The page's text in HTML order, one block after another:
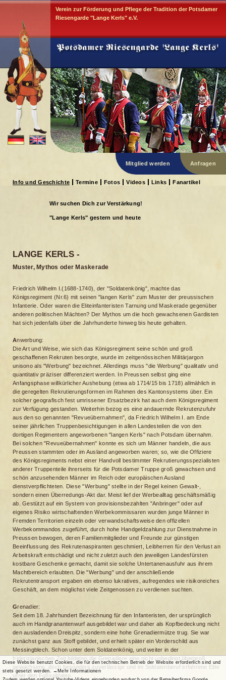
Verein zur Förderung und Pflege der Tradition der Potsdamer
Riesengarde "Lange Kerls" e.V.
Mitglied werden Anfragen
Info und Geschichte Termine Fotos Videos Links Fanartikel
Wir suchen Dich zur Verstärkung!
"Lange Kerls" gestern und heute
LANGE KERLS -
Muster, Mythos oder Maskerade
Friedrich Wilhelm I.(1688-1740), der "Soldatenkönig", machte das
Königsregiment (Nr.6) mit seinen "langen Kerls" zum Muster der preussischen
Infanterie. Oder waren die Eliteinfanteristen Tarnung und Maskerade gegenüber
anderen politischen Mächten? Der Mythos um die hoch gewachsenen Gardisten
hat sich jedenfalls über die Jahrhunderte hinweg bis heute gehalten.
Anwerbung:
Die Art und Weise, wie sich das Königsregiment seine schön und groß
geschaffenen Rekruten besorgte, wurde im zeitgenössischen Militärjargon
unisono als "Werbung" bezeichnet. Allerdings muss "die Werbung" qualitativ und
quantitativ präziser differenziert werden. In Preussen selbst ging eine
Anfangsphase willkürlicher Aushebung (etwa ab 1714/15 bis 1718) allmählich in
die geregelten Rekrutierungsformen im Rahmen des Kantonsystems über. Ein
solcher geografisch fest umrissener Ersatzbezirk hat auch dem Königsregiment
zur Verfügung gestanden. Weiterhin bezog es eine andauernde Rekrutenzufuhr
aus den so genannten "Revueübernahmen", da Friedrich Wilhelm I. am Ende
seiner jährlichen Truppenbesichtigungen in allen Landesteilen die von den
dortigen Regimentern angeworbenen "langen Kerls" nach Potsdam übernahm.
Bei solchen "Revueübernahmen" konnte es sich um Männer handeln, die aus
Preussen stammten oder im Ausland angeworben waren; so, wie die Offiziere
des Königsregiments nebst einer Handvoll bestimmter Rekrutierungsspezialisten
anderer Truppenteile ihrerseits für die Potsdamer Truppe groß gewachsen und
schön anzusehenden Männer im Reich oder europäischen Ausland
dienstverpflichteten. Diese "Werbung" stellte in der Regel keinen Gewalt-,
sondern einen Überredungs-Akt dar. Meist lief der Werbealltag geschäftsmäßig
ab. Gestützt auf ein System von provisionsbezahlten "Anbringer" oder auf
eigenes Risiko wirtschaftenden Werbekommissaren wurden junge Männer in
Fremden Territorien einzeln oder verwandschaftsweise den offizellen
Werbekommandos zugeführt, durch hohe Handgeldzahlung zur Dienstnahme in
Preussen bewogen, deren Familienmitglieder und Freunde zur günstigen
Beeinflussung des Rekrutenaspiranten geschmiert, Leibherren für den Verlust an
Arbeitskraft entschädigt und nicht zuletzt auch den jeweiligen Landesfürsten
kostbare Geschenke gemacht, damit sie solche Untertanenausfuhr aus ihrem
Machtbereich erlaubten. Die "Werbung" und der anschließende
Rekrutentransport ergaben ein ebenso lukratives, aufregendes wie risikoreiches
Geschäft, an dem möglichst viele Zeitgenossen zu verdienen suchten.
Grenadier:
Seit dem 18. Jahrhundert Bezeichnung für den Infanteristen, der ursprünglich
auch im Handgranantenwurf ausgebildet war und daher als Kopfbedeckung nicht
den ausladenden Dreispitz, sondern eine hohe Grenadiermütze trug. Sie war
zunächst ganz aus Stoff gebildet, und erhielt später ein Vorderschild aus
Messingblech. Schon unter dem Soldatenkönig, und weiter in der
friderizianischen Zeit bildeten die Grenadiere eine nicht unbedingt übergroß
gewachsene, doch besonders zuverlässige und im Soldatenberuf erfahrene Elite
unter den Fußsoldaten.
Diese Website benutzt Cookies, die für den technischen Betrieb der Website erforderlich sind und
stets gesetzt werden. →Mehr Informationen